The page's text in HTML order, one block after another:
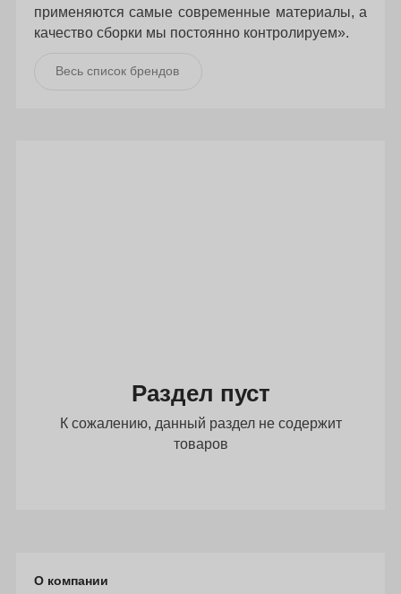
применяются самые современные материалы, а
качество сборки мы постоянно контролируем».
Весь список брендов
Раздел пуст
К сожалению, данный раздел не содержит
товаров
О компании